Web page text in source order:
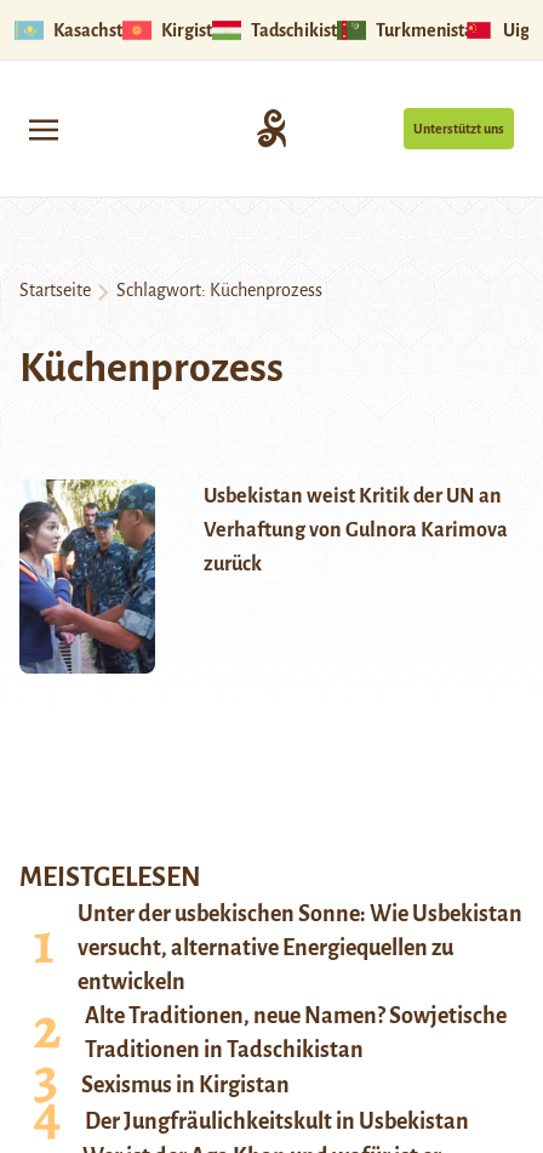
Kasachstan Kirgistan Tadschikistan Turkmenistan
Unterstützt uns
Startseite Schlagwort: Küchenprozess
Küchenprozess
Usbekistan weist Kritik der UN an
Verhaftung von Gulnora Karimova
zurück
MEISTGELESEN
Unter der usbekischen Sonne: Wie Usbekistan
versucht, alternative Energiequellen zu
entwickeln
Alte Traditionen, neue Namen? Sowjetische
Traditionen in Tadschikistan
Sexismus in Kirgistan
Der Jungfräulichkeitskult in Usbekistan